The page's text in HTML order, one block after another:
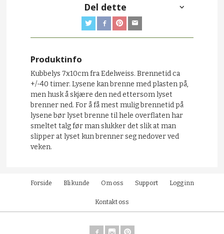
Del dette
Produktinfo
Kubbelys 7x10cm fra Edelweiss. Brennetid ca
+/-40 timer. Lysene kan brenne med plasten på,
men husk å skjære den ned ettersom lyset
brenner ned. For å få mest mulig brennetid på
lysene bør lyset brenne til hele overflaten har
smeltet talg før man slukker det slik at man
slipper at lyset kun brenner seg nedover ved
veken.
Forside Bli kunde Om oss Support Logg inn
Kontakt oss